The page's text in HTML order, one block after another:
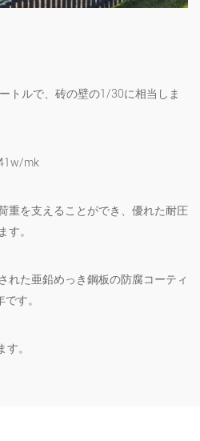
トルで、砖の壁の1/30に相当しま
mk
重を支えることができ、優れた耐圧
す。
れた亜鉛めっき鋼板の防腐コーティ
す。
。